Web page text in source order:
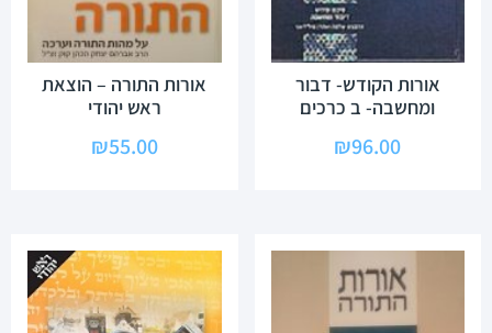
אורות הקודש- דבור
ומחשבה- ב כרכים
₪96.00
אורות התורה – הוצאת
ראש יהודי
₪55.00